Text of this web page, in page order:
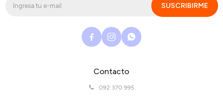
Contacto
092 370 995
SUSCRIBIRME
  